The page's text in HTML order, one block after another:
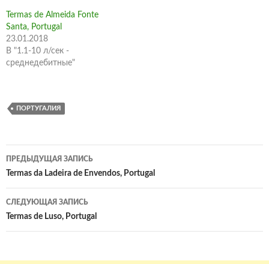
Termas de Almeida Fonte
Santa, Portugal
23.01.2018
В "1.1-10 л/сек -
среднедебитные"
ПОРТУГАЛИЯ
Навигация
по
записям
ПРЕДЫДУЩАЯ ЗАПИСЬ
Termas da Ladeira de Envendos, Portugal
СЛЕДУЮЩАЯ ЗАПИСЬ
Termas de Luso, Portugal